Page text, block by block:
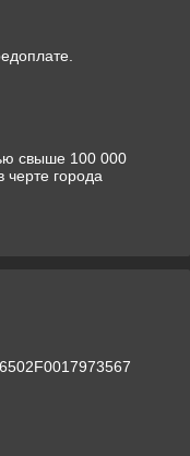
свыше 100 000
города